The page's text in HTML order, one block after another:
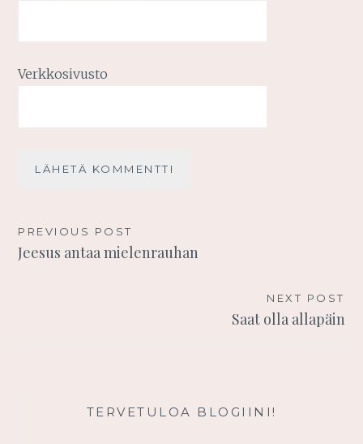
Verkkosivusto
Artikkelien
selaus
PREVIOUS POST
Jeesus antaa mielenrauhan
NEXT POST
Saat olla allapäin
TERVETULOA BLOGIINI!